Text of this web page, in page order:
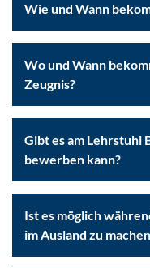
Wie und Wann
Wo und Wann
Zeugnis?
Gibt es am Lehrstuhl
bewerben kann?
Ist es möglich
im Ausland zu